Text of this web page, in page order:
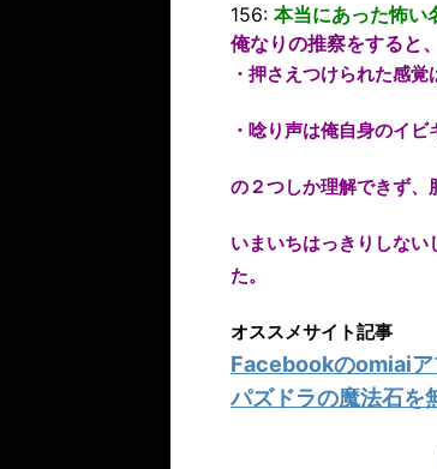
156: 本当にあった怖い
俺なりの推察をすると、
・押さえつけられた感
・唸り声は俺自身のイ
の２つしか理解できず、
いまいちはっきりしな
た。
オススメサイト記事
Facebookのomiaiア
パズドラの魔法石を